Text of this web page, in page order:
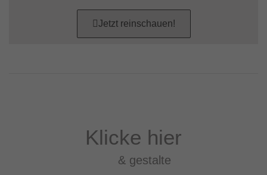
Jetzt reinschauen!
Klicke hier
& gestalte